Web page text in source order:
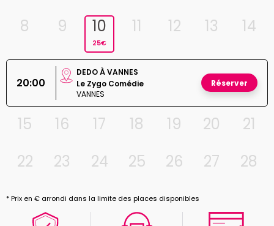
8
9 10
25€
11 12 13 14
20:00
DEDO À VANNES
Le Zygo Comédie
VANNES
Réserver
15 16 17 18 19 20
21
22
23 24 25 26 27 28
* Prix en € arrondi dans la limite des places disponibles